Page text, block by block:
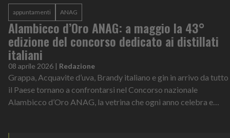
appuntamenti ANAG
Alambicco d’Oro ANAG: a maggio la 43°
edizione del concorso dedicato ai distillati
italiani
08 aprile 2026 | Redazione
Grappa, Acquavite d’uva, Brandy italiano e gin in arrivo da tutto
il Paese tornano a confrontarsi nel Concorso nazionale
Alambicco d’Oro ANAG, la vetrina che ogni anno celebra e